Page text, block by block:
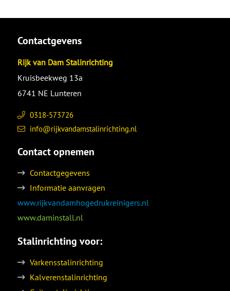
Contactgevens
Rijk van Dam Stalinrichting
Kruisbeekweg 13a
6741 NE Lunteren
0318-573726
info@rijkvandamstalinrichting.nl
Contact opnemen
Contactgegevens
Informatie aanvragen
www.rijkvandamhogedrukreinigers.nl
www.daminstall.nl
Stalinrichting voor:
Varkensstalinrichting
Kalverenstalinrichting